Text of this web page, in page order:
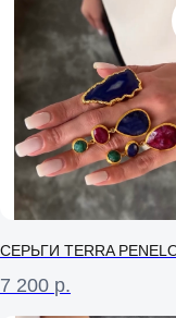
СЕРЬГИ TERRA
7 200 р.